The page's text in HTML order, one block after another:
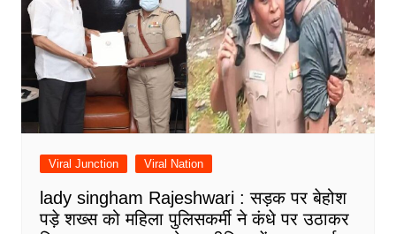
Viral Junction Viral Nation
lady singham Rajeshwari : सड़क पर बेहोश
पड़े शख्स को महिला पुलिसकर्मी ने कंधे पर उठाकर